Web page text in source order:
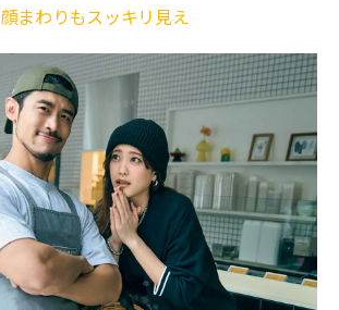
顔まわりもスッキリ見え